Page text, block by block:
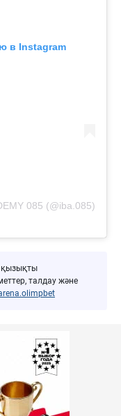
в Instagram
085 (@iba.085)
қызықты
талдау және